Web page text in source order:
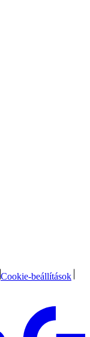
Cookie-beállítások